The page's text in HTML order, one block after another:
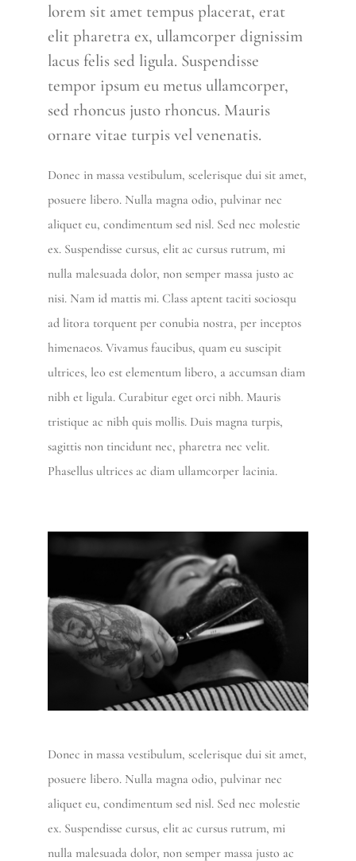
lorem sit amet tempus placerat, erat
elit pharetra ex, ullamcorper dignissim
lacus felis sed ligula. Suspendisse
tempor ipsum eu metus ullamcorper,
sed rhoncus justo rhoncus. Mauris
ornare vitae turpis vel venenatis.
Donec in massa vestibulum, scelerisque dui sit amet,
posuere libero. Nulla magna odio, pulvinar nec
aliquet eu, condimentum sed nisl. Sed nec molestie
ex. Suspendisse cursus, elit ac cursus rutrum, mi
nulla malesuada dolor, non semper massa justo ac
nisi. Nam id mattis mi. Class aptent taciti sociosqu
ad litora torquent per conubia nostra, per inceptos
himenaeos. Vivamus faucibus, quam eu suscipit
ultrices, leo est elementum libero, a accumsan diam
nibh et ligula. Curabitur eget orci nibh. Mauris
tristique ac nibh quis mollis. Duis magna turpis,
sagittis non tincidunt nec, pharetra nec velit.
Phasellus ultrices ac diam ullamcorper lacinia.
Donec in massa vestibulum, scelerisque dui sit amet,
posuere libero. Nulla magna odio, pulvinar nec
aliquet eu, condimentum sed nisl. Sed nec molestie
ex. Suspendisse cursus, elit ac cursus rutrum, mi
nulla malesuada dolor, non semper massa justo ac